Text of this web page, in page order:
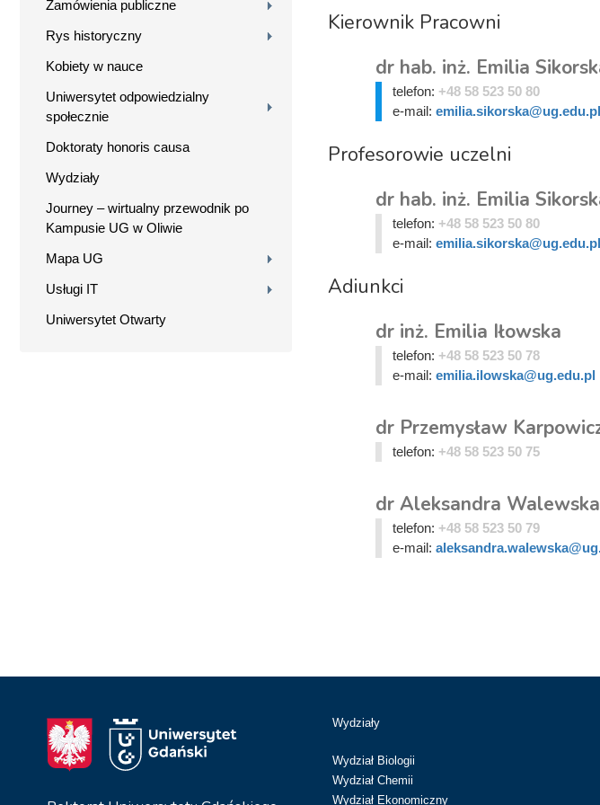
Zamówienia publiczne
Rys historyczny
Kobiety w nauce
Uniwersytet odpowiedzialny
społecznie
Doktoraty honoris causa
Wydziały
Journey – wirtualny przewodnik po
Kampusie UG w Oliwie
Mapa UG
Usługi IT
Uniwersytet Otwarty
Kierownik Pracowni
dr hab. inż. Emilia
telefon: +48 58 523 50 80
e-mail: emilia.sikorska@ug.edu.pl
Profesorowie uczelni
dr hab. inż. Emilia
telefon: +48 58 523 50 80
e-mail: emilia.sikorska@ug.edu.pl
Adiunkci
dr inż. Emilia Iłowska
telefon: +48 58 523 50 78
e-mail: emilia.ilowska@ug.edu.pl
dr Przemysław
telefon: +48 58 523 50 75
dr Aleksandra Walewska
telefon: +48 58 523 50 79
e-mail:
Wydziały
Wydział Biologii
Wydział Chemii
Wydział Ekonomiczny